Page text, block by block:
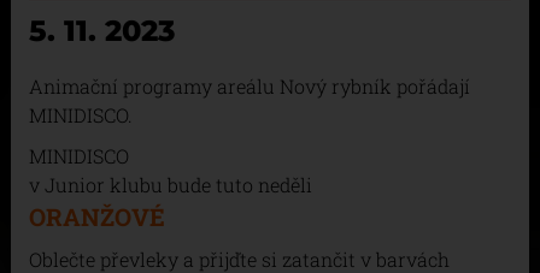
5. 11. 2023
Animační programy areálu Nový rybník pořádají
MINIDISCO.
MINIDISCO
v Junior klubu bude tuto neděli
ORANŽOVÉ
Oblečte převleky a přijďte si zatančit v barvách